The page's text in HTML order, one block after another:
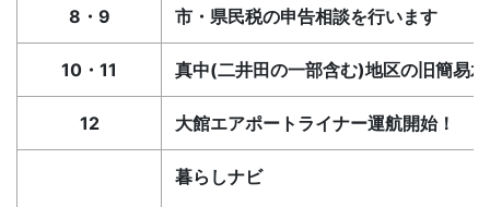
8・9 市・県民税の申告相談を行います
10・11 真中(二井田の一部含む)地区の旧簡易
12 大館エアポートライナー運航開始！
暮らしナビ